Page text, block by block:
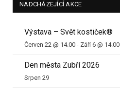
NADCHÁZEJÍCÍ AKCE
Výstava – Svět kostiček®
Červen 22 @ 14.00 - Září 6 @ 14.00
Den města Zubří 2026
Srpen 29